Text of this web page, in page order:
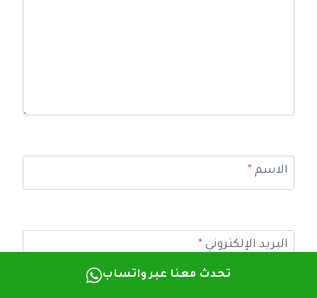
تحدث معنا عبر واتساب
الاسم *
البريد الإلكتروني *